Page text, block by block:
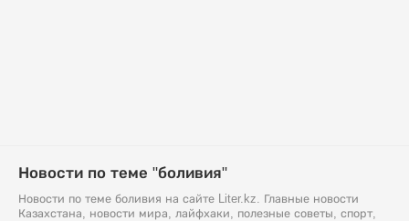
Новости по теме "боливия"
Новости по теме боливия на сайте Liter.kz. Главные новости
Казахстана, новости мира, лайфхаки, полезные советы, спорт,